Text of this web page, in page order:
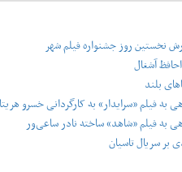
نخستین روز جشنواره فیلم شهر
آشغال
بلند
به فیلم «سرایدار» به کارگردانی خسرو
به فیلم «شاهد» ساخته نادر ساعی‌ور
بر سریال تاسیان